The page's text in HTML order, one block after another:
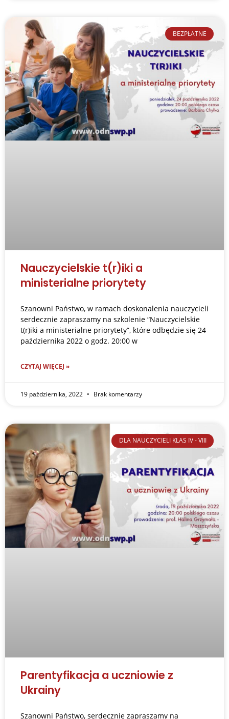
BEZPŁATNE
Nauczycielskie t(r)iki a
ministerialne priorytety
Szanowni Państwo, w ramach doskonalenia nauczycieli
serdecznie zapraszamy na szkolenie “Nauczycielskie
t(r)iki a ministerialne priorytety”, które odbędzie się 24
października 2022 o godz. 20:00 w
CZYTAJ WIĘCEJ »
19 października, 2022 Brak komentarzy
DLA NAUCZYCIELI KLAS IV - VIII
Parentyfikacja a uczniowie z
Ukrainy
Szanowni Państwo, serdecznie zapraszamy na